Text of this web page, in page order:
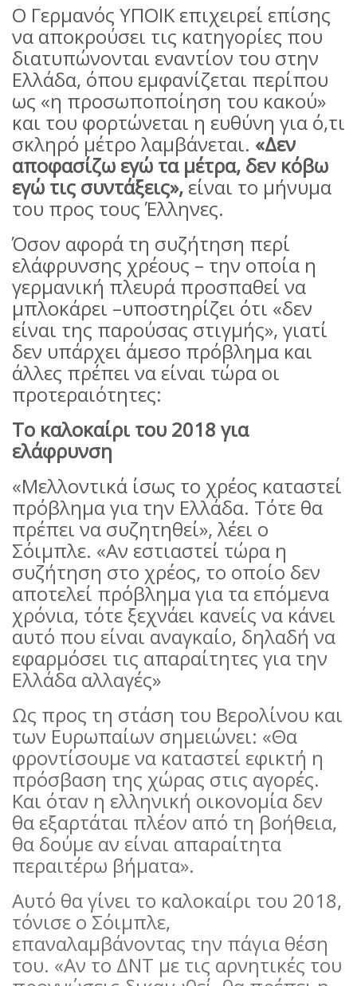
Ο Γερμανός ΥΠΟΙΚ επιχειρεί επίσης
να αποκρούσει τις κατηγορίες που
διατυπώνονται εναντίον του στην
Ελλάδα, όπου εμφανίζεται περίπου
ως «η προσωποποίηση του κακού»
και του φορτώνεται η ευθύνη για ό,τι
σκληρό μέτρο λαμβάνεται. «Δεν
αποφασίζω εγώ τα μέτρα, δεν κόβω
εγώ τις συντάξεις»,είναι το μήνυμα
του προς τους Έλληνες.
Όσον αφορά τη συζήτηση περί
ελάφρυνσης χρέους – την οποία η
γερμανική πλευρά προσπαθεί να
μπλοκάρει –υποστηρίζει ότι «δεν
είναι της παρούσας στιγμής», γιατί
δεν υπάρχει άμεσο πρόβλημα και
άλλες πρέπει να είναι τώρα οι
προτεραιότητες:
Το καλοκαίρι του 2018 για
ελάφρυνση
«Μελλοντικά ίσως το χρέος καταστεί
πρόβλημα για την Ελλάδα. Τότε θα
πρέπει να συζητηθεί», λέει ο
Σόιμπλε. «Αν εστιαστεί τώρα η
συζήτηση στο χρέος, το οποίο δεν
αποτελεί πρόβλημα για τα επόμενα
χρόνια, τότε ξεχνάει κανείς να κάνει
αυτό που είναι αναγκαίο, δηλαδή να
εφαρμόσει τις απαραίτητες για την
Ελλάδα αλλαγές»
Ως προς τη στάση του Βερολίνου και
των Ευρωπαίων σημειώνει: «Θα
φροντίσουμε να καταστεί εφικτή η
πρόσβαση της χώρας στις αγορές.
Και όταν η ελληνική οικονομία δεν
θα εξαρτάται πλέον από τη βοήθεια,
θα δούμε αν είναι απαραίτητα
περαιτέρω βήματα».
Αυτό θα γίνει το καλοκαίρι του 2018,
τόνισε ο Σόιμπλε,
επαναλαμβάνοντας την πάγια θέση
του. «Αν το ΔΝΤ με τις αρνητικές του